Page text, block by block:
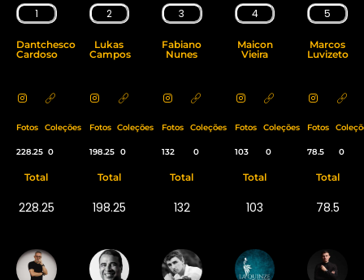
1
Dantchesco
Cardoso
Fotos Coleções
228.25 0
Total
228.25
2
Lukas
Campos
Fotos Coleções
198.25 0
Total
198.25
3
Fabiano
Nunes
Fotos Coleções
132 0
Total
132
4
Maicon
Vieira
Fotos Coleções
103 0
Total
103
5
Marcos
Luvizeto
Fotos
78.5 0
Total
78.5